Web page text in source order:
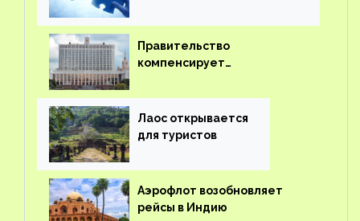
Правительство
компенсирует
вывоз россиян из-за рубежа
Лаос открывается
для туристов
Аэрофлот возобновляет
рейсы в Индию